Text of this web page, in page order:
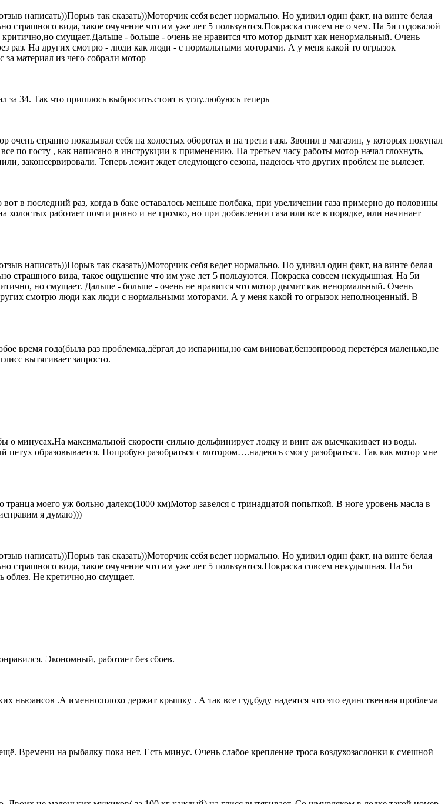
написать))Порыв так сказать))Моторчик себя ведет нормально. Но удивил один факт, на винте белая
страшного вида, такое очучение что им уже лет 5 пользуются.Покраска совсем не о чем. На 5и годовалой
смущает.Дальше - больше - очень не нравится что мотор дымит как ненормальный. Очень
раз. На других смотрю - люди как люди - с нормальными моторами. А у меня какой то огрызок
материал из чего собрали мотор
за 34. Так что пришлось выбросить.стоит в углу.любуюсь теперь
странно показывал себя на холостых оборотах и на трети газа. Звонил в магазин, у которых покупал
по госту , как написано в инструкции к применению. На третьем часу работы мотор начал глохнуть,
законсервировали. Теперь лежит ждет следующего сезона, надеюсь что других проблем не вылезет.
в последний раз, когда в баке оставалось меньше полбака, при увеличении газа примерно до половины
холостых работает почти ровно и не громко, но при добавлении газа или все в порядке, или начинает
написать))Порыв так сказать))Моторчик себя ведет нормально. Но удивил один факт, на винте белая
страшного вида, такое ощущение что им уже лет 5 пользуются. Покраска совсем некудышная. На 5и
но смущает. Дальше - больше - очень не нравится что мотор дымит как ненормальный. Очень
смотрю люди как люди с нормальными моторами. А у меня какой то огрызок неполноценный. В
время года(была раз проблемка,дёргал до испарины,но сам виноват,бензопровод перетёрся маленько,не
вытягивает запросто.
минусах.На максимальной скорости сильно дельфинирует лодку и винт аж высчкакивает из воды.
образовывается. Попробую разобраться с мотором….надеюсь смогу разобраться. Так как мотор мне
моего уж больно далеко(1000 км)Мотор завелся с тринадцатой попыткой. В ноге уровень масла в
я думаю)))
написать))Порыв так сказать))Моторчик себя ведет нормально. Но удивил один факт, на винте белая
страшного вида, такое очучение что им уже лет 5 пользуются.Покраска совсем некудышная. На 5и
облез. Не кретично,но смущает.
Экономный, работает без сбоев.
ньюансов .А именно:плохо держит крышку . А так все гуд,буду надеятся что это единственная проблема
Времени на рыбалку пока нет. Есть минус. Очень слабое крепление троса воздухозаслонки к смешной